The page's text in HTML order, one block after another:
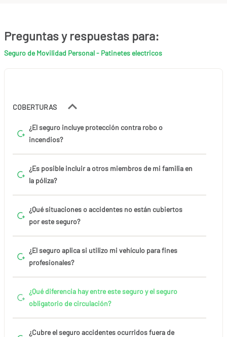
Preguntas y respuestas para:
Seguro de Movilidad Personal - Patinetes electricos
COBERTURAS
¿El seguro incluye protección contra robo o
incendios?
¿Es posible incluir a otros miembros de mi familia en
la póliza?
¿Qué situaciones o accidentes no están cubiertos
por este seguro?
¿El seguro aplica si utilizo mi vehículo para fines
profesionales?
¿Qué diferencia hay entre este seguro y el seguro
obligatorio de circulación?
¿Cubre el seguro accidentes ocurridos fuera de